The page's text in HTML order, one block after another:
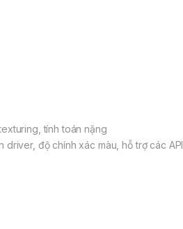
tính toán nặng
độ chính xác màu, hỗ trợ các API